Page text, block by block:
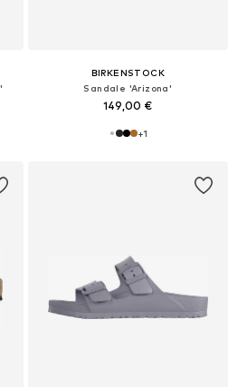
BIRKENSTOCK
Sandale 'Arizona'
149,00 €
+1